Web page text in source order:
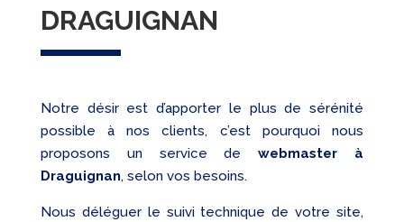
DRAGUIGNAN
Notre désir est d’apporter le plus de sérénité
possible à nos clients, c’est pourquoi nous
proposons un service dewebmaster à
Draguignan, selon vos besoins.
Nous déléguer le suivi technique de votre site,